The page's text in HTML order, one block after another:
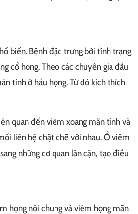
biến. Bệnh đặc trưng bởi tình trạng
cổ họng. Theo các chuyên gia đầu
tính ở hầu họng. Từ đó kích thích
quan đến viêm xoang mãn tính và
liên hệ chặt chẽ với nhau. Ổ viêm
những cơ quan lân cận, tạo điều
họng nói chung và viêm họng mãn